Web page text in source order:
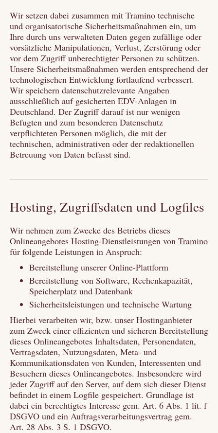
Wir setzen dabei zusammen mit Tramino technische
und organisatorische Sicherheitsmaßnahmen ein, um
Ihre durch uns verwalteten Daten gegen zufällige oder
vorsätzliche Manipulationen, Verlust, Zerstörung oder
vor dem Zugriff unberechtigter Personen zu schützen.
Unsere Sicherheitsmaßnahmen werden entsprechend der
technologischen Entwicklung fortlaufend verbessert.
Wir speichern datenschutzrelevante Angaben
ausschließlich auf gesicherten EDV-Anlagen in
Deutschland. Der Zugriff darauf ist nur wenigen
Befugten und zum besonderen Datenschutz
verpflichteten Personen möglich, die mit der
technischen, administrativen oder der redaktionellen
Betreuung von Daten befasst sind.
Hosting, Zugriffsdaten und Logfiles
Wir nehmen zum Zwecke des Betriebs dieses
Onlineangebotes Hosting-Dienstleistungen von Tramino
für folgende Leistungen in Anspruch:
Bereitstellung unserer Online-Plattform
Bereitstellung von Software, Rechenkapazität,
Speicherplatz und Datenbank
Sicherheitsleistungen und technische Wartung
Hierbei verarbeiten wir, bzw. unser Hostinganbieter
zum Zweck einer effizienten und sicheren Bereitstellung
dieses Onlineangebotes Inhaltsdaten, Personendaten,
Vertragsdaten, Nutzungsdaten, Meta- und
Kommunikationsdaten von Kunden, Interessenten und
Besuchern dieses Onlineangebotes. Insbesondere wird
jeder Zugriff auf den Server, auf dem sich dieser Dienst
befindet in einem Logfile gespeichert. Grundlage ist
dabei ein berechtigtes Interesse gem. Art. 6 Abs. 1 lit. f
DSGVO und ein Auftragsverarbeitungsvertrag gem.
Art. 28 Abs. 3 S. 1 DSGVO.